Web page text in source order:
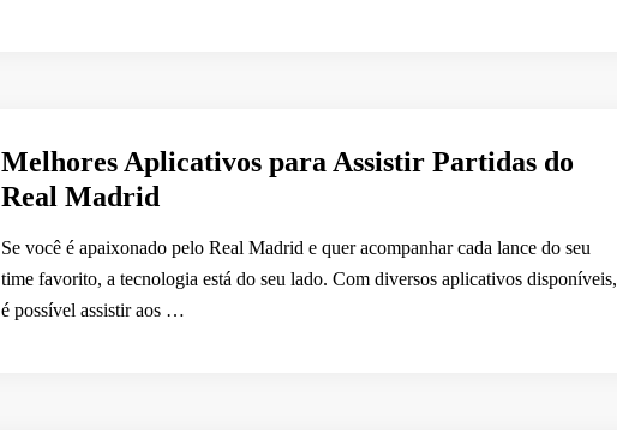
Melhores Aplicativos para Assistir Partidas do
Real Madrid
Se você é apaixonado pelo Real Madrid e quer acompanhar cada lance do seu
time favorito, a tecnologia está do seu lado. Com diversos aplicativos disponíveis,
é possível assistir aos …